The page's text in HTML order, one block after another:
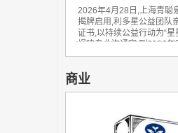
2026年4月28日,上海青聪
揭牌启用,利多星公益团队
证书,以持续公益行动为“
捐建专业沟通室,到2026年
商业